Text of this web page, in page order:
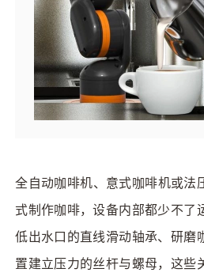
全自动咖啡机、意式咖啡机或
式制作咖啡，设备内部都少不了
低出水口的直线滑动轴承、研磨
置建立压力的丝杆与螺母，这些